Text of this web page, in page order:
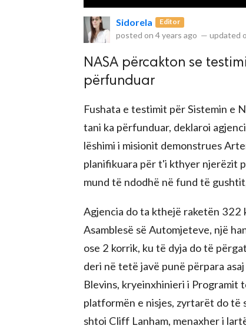
Sidorela Editor
posted on 4 years ago — updated
NASA përcakton se
përfunduar
Fushata e testimit për Sistemin e
tani ka përfunduar, deklaroi
lëshimi i misionit demonstrues
planifikuara për t'i kthyer njerëzit
mund të ndodhë në fund të
Agjencia do ta kthejë raketën 322
Asamblesë së Automjeteve, një
ose 2 korrik, ku të dyja do të
deri në tetë javë punë përpara
Blevins, kryeinxhinieri i Programit
platformën e nisjes, zyrtarët do
shtoi Cliff Lanham, menaxher i